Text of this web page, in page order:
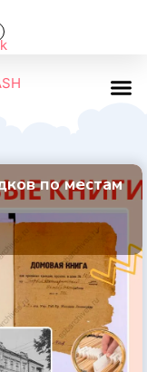
по местам